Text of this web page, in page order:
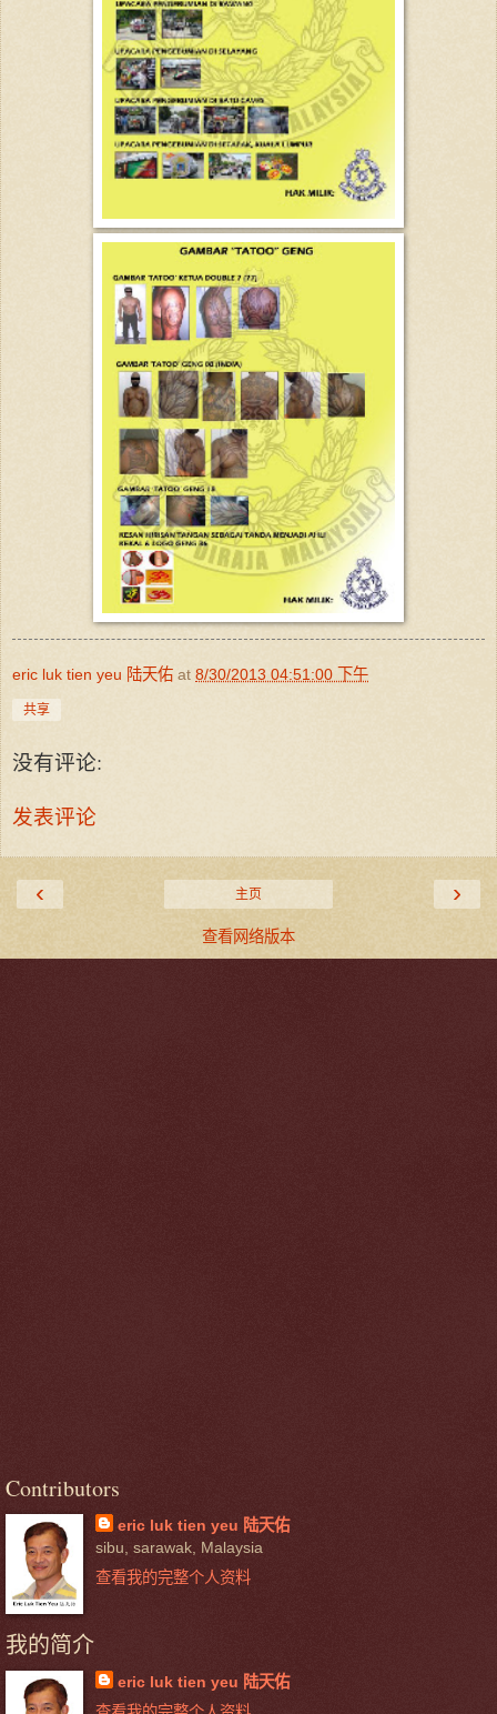
eric luk tien yeu 陆天佑 at 8/30/2013 04:51:00 下午
共享
没有评论:
发表评论
‹ ›
主页
查看网络版本
Contributors
eric luk tien yeu 陆天佑
sibu, sarawak, Malaysia
查看我的完整个人资料
我的简介
eric luk tien yeu 陆天佑